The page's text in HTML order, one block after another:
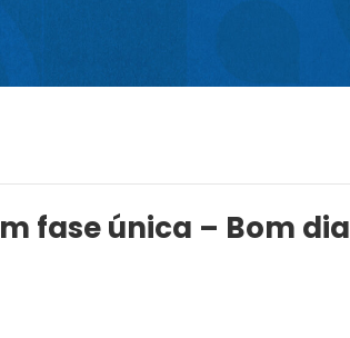
fase única – Bom dia